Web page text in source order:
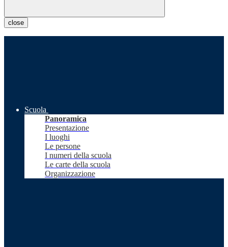
close
Scuola
Panoramica
Presentazione
I luoghi
Le persone
I numeri della scuola
Le carte della scuola
Organizzazione